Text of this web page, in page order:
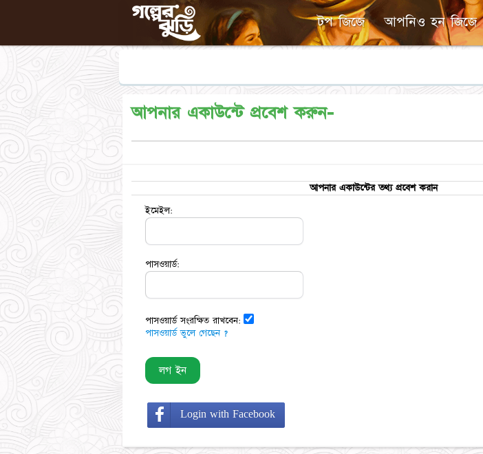
টপ জিজে আপনিও হন জিজে
আপনার একাউন্টে প্রবেশ করুন-
আপনার একাউন্টের তথ্য প্রবেশ করান
ইমেইল:
পাসওয়ার্ড:
পাসওয়ার্ড সংরক্ষিত রাখবেন:
পাসওয়ার্ড ভুলে গেছেন ?
Login with Facebook